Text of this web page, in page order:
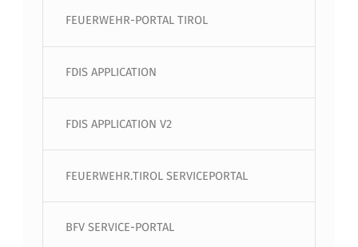
FEUERWEHR-PORTAL TIROL
FDIS APPLICATION
FDIS APPLICATION V2
FEUERWEHR.TIROL SERVICEPORTAL
BFV SERVICE-PORTAL